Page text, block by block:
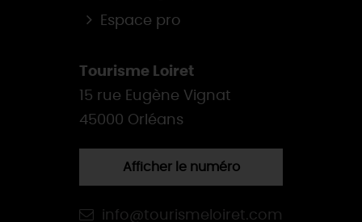
Espace pro
Tourisme Loiret
15 rue Eugène Vignat
45000 Orléans
Afficher le numéro
info@tourismeloiret.com